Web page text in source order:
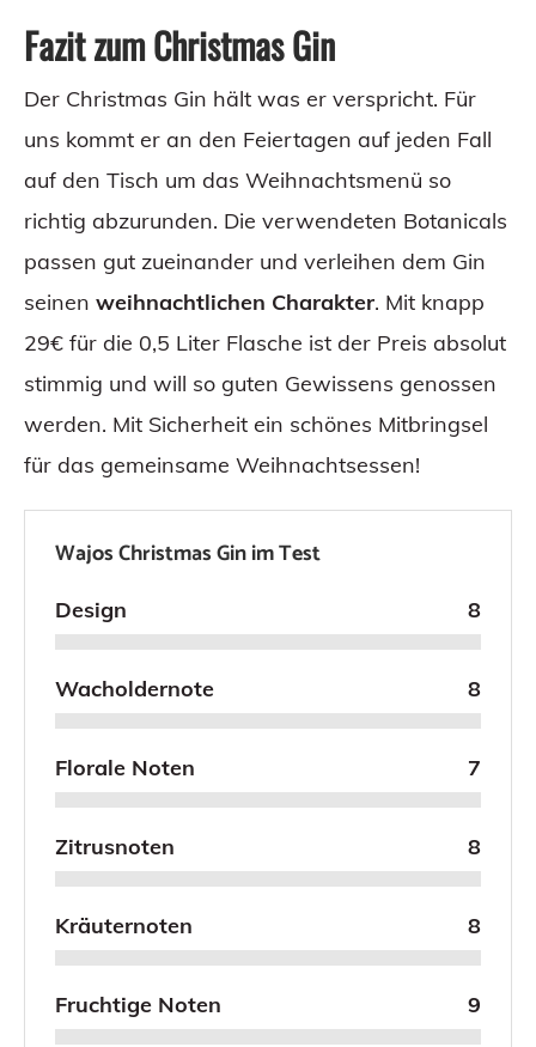
Fazit zum Christmas Gin
Der Christmas Gin hält was er verspricht. Für
uns kommt er an den Feiertagen auf jeden Fall
auf den Tisch um das Weihnachtsmenü so
richtig abzurunden. Die verwendeten Botanicals
passen gut zueinander und verleihen dem Gin
seinen weihnachtlichen Charakter. Mit knapp
29€ für die 0,5 Liter Flasche ist der Preis absolut
stimmig und will so guten Gewissens genossen
werden. Mit Sicherheit ein schönes Mitbringsel
für das gemeinsame Weihnachtsessen!
Wajos Christmas Gin im Test
Design 8
Wacholdernote 8
Florale Noten 7
Zitrusnoten 8
Kräuternoten 8
Fruchtige Noten 9